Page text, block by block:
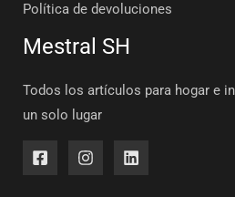
Política de devoluciones
Mestral SH
Todos los artículos para hogar e
un solo lugar